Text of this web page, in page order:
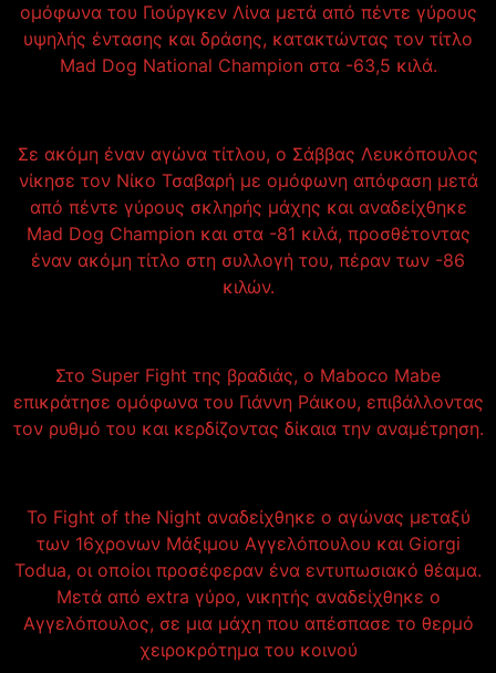
ομόφωνα του Γιούργκεν Λίνα μετά από πέντε γύρους
υψηλής έντασης και δράσης, κατακτώντας τον τίτλο
Mad Dog National Champion στα -63,5 κιλά.
Σε ακόμη έναν αγώνα τίτλου, ο Σάββας Λευκόπουλος
νίκησε τον Νίκο Τσαβαρή με ομόφωνη απόφαση μετά
από πέντε γύρους σκληρής μάχης και αναδείχθηκε
Mad Dog Champion και στα -81 κιλά, προσθέτοντας
έναν ακόμη τίτλο στη συλλογή του, πέραν των -86
κιλών.
Στο Super Fight της βραδιάς, ο Maboco Mabe
επικράτησε ομόφωνα του Γιάννη Ράικου, επιβάλλοντας
τον ρυθμό του και κερδίζοντας δίκαια την αναμέτρηση.
Το Fight of the Night αναδείχθηκε ο αγώνας μεταξύ
των 16χρονων Μάξιμου Αγγελόπουλου και Giorgi
Todua, οι οποίοι προσέφεραν ένα εντυπωσιακό θέαμα.
Μετά από extra γύρο, νικητής αναδείχθηκε ο
Αγγελόπουλος, σε μια μάχη που απέσπασε το θερμό
χειροκρότημα του κοινού